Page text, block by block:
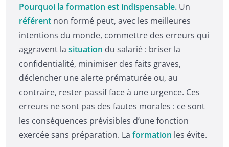
Pourquoi la formation est indispensable. Un
référent non formé peut, avec les meilleures
intentions du monde, commettre des erreurs qui
aggravent la situation du salarié : briser la
confidentialité, minimiser des faits graves,
déclencher une alerte prématurée ou, au
contraire, rester passif face à une urgence. Ces
erreurs ne sont pas des fautes morales : ce sont
les conséquences prévisibles d’une fonction
exercée sans préparation. La formation les évite.